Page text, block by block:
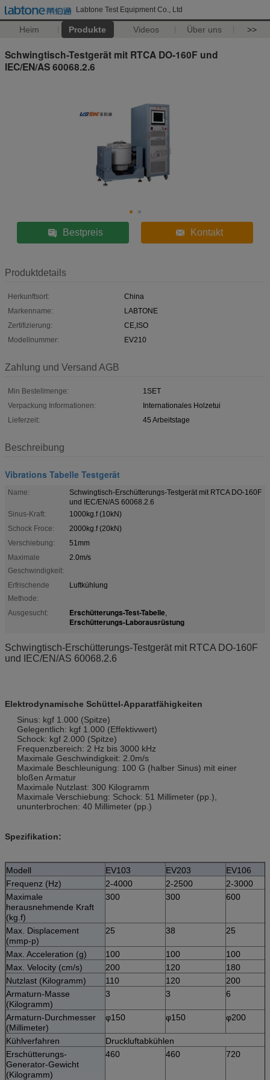
Labtone Test Equipment Co., Ltd
Heim Produkte Videos Über uns >>
Schwingtisch-Testgerät mit RTCA DO-160F und
IEC/EN/AS 60068.2.6
Bestpreis Kontakt
Produktdetails
Herkunftsort:
China
Markenname:
LABTONE
Zertifizierung:
CE,ISO
Modellnummer:
EV210
Zahlung und Versand AGB
Min Bestellmenge:
1SET
Verpackung Informationen:
Internationales Holzetui
Lieferzeit:
45 Arbeitstage
Beschreibung
Vibrations Tabelle Testgerät
Name:
Schwingtisch-Erschütterungs-Testgerät mit RTCA DO-160F
und IEC/EN/AS 60068.2.6
Sinus-Kraft:
1000kg.f (10kN)
Schock Froce:
2000kg.f (20kN)
Verschiebung:
51mm
Maximale
Geschwindigkeit:
2.0m/s
Erfrischende
Methode:
Luftkühlung
Ausgesucht: Erschütterungs-Test-Tabelle,
Erschütterungs-Laborausrüstung
Schwingtisch-Erschütterungs-Testgerät mit RTCA DO-160F
und IEC/EN/AS 60068.2.6
Elektrodynamische Schüttel-Apparatfähigkeiten
Sinus: kgf 1.000 (Spitze)
Gelegentlich: kgf 1.000 (Effektivwert)
Schock: kgf 2.000 (Spitze)
Frequenzbereich: 2 Hz bis 3000 kHz
Maximale Geschwindigkeit: 2.0m/s
Maximale Beschleunigung: 100 G (halber Sinus) mit einer
bloßen Armatur
Maximale Nutzlast: 300 Kilogramm
Maximale Verschiebung: Schock: 51 Millimeter (pp.),
ununterbrochen: 40 Millimeter (pp.)
Spezifikation:
Modell EV103 EV203
EV106
Frequenz (Hz)
2-4000 2-2500
2-3000
Maximale
herausnehmende Kraft
(kg.f)
300 300 600
Max. Displacement
(mmp-p)
25 38 25
Max. Acceleration (g) 100 100
100
Max. Velocity (cm/s)
200 120
180
Nutzlast (Kilogramm)
110 120
200
Armaturn-Masse
(Kilogramm)
3 3 6
Armaturn-Durchmesser
(Millimeter)
φ150 φ150 φ200
Kühlverfahren
Druckluftabkühlen
Erschütterungs-
Generator-Gewicht
(Kilogramm)
460 460 720